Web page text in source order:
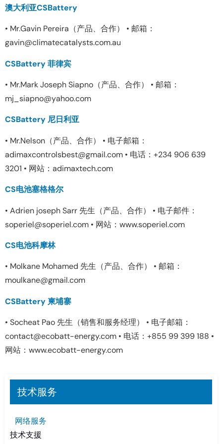
技术服务
网络服务
技术支援
澳大利亚CSBattery
• Mr.Gavin Pereira（产品、合作） • 邮箱：
gavin@climatecatalysts.com.au
CSBattery 菲律宾
• Mr.Mark Joseph Siapno（产品、合作） • 邮箱：
mj_siapno@yahoo.com
CSBattery 尼日利亚
• Mr.Nelson（产品、合作） • 电子邮箱：
adimaxcontrolsbest@gmail.com • 电话：+234 906 639
3201 • 网站：adimaxtech.com
CS电池塞格格尔
• Adrien joseph Sarr 先生（产品、合作） • 电子邮件：
soperiel@soperiel.com • 网站：www.soperiel.com
CS电池科摩林
• Molkane Mohamed 先生（产品、合作） • 邮箱：
moulkane@gmail.com
CSBattery 柬埔寨
• Socheat Pao 先生（销售和服务经理） • 电子邮箱：
contact@ecobatt-energy.com • 电话：+855 99 399 188 •
网站：www.ecobatt-energy.com